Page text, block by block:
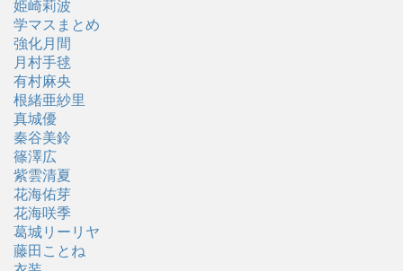
姫崎莉波
学マスまとめ
強化月間
月村手毬
有村麻央
根緒亜紗里
真城優
秦谷美鈴
篠澤広
紫雲清夏
花海佑芽
花海咲季
葛城リーリヤ
藤田ことね